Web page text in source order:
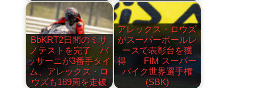
BbKRT2日間のミサ
ノテストを完了 バ
ッサーニが3番手タイ
ム、アレックス・ロ
ウズも189周を走破
アレックス・ロウズ
がスーパーポールレ
ースで表彰台を獲
得 FIM スーパー
バイク世界選手権
(SBK)